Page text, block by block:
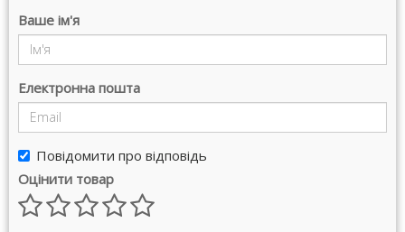
Ваше ім'я
Електронна пошта
Повідомити про відповідь
Оцінити товар